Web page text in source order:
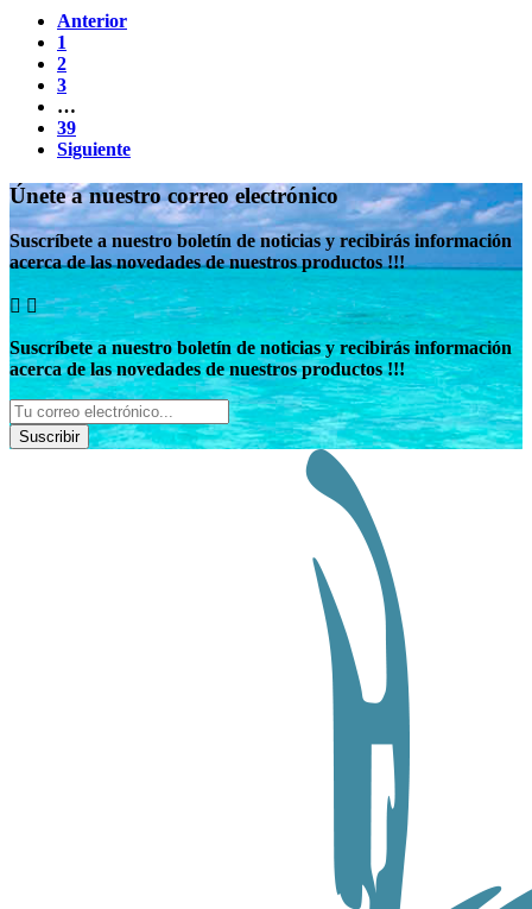
Anterior
1
2
3
…
39
Siguiente
Únete a nuestro correo electrónico
Suscríbete a nuestro boletín de noticias y recibirás información
acerca de las novedades de nuestros productos !!!
 
Suscríbete a nuestro boletín de noticias y recibirás información
acerca de las novedades de nuestros productos !!!
Suscribir